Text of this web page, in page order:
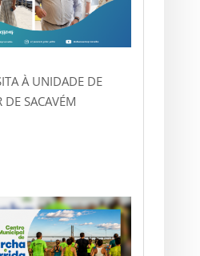
À UNIDADE DE
SACAVÉM